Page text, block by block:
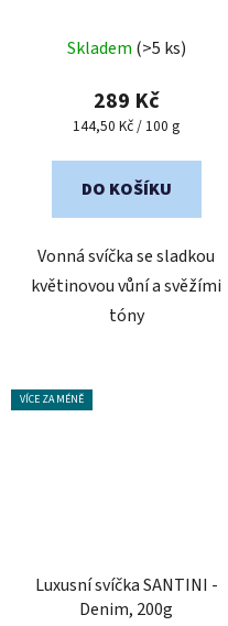
Skladem (>5 ks)
289 Kč
Měrná
144,50 Kč / 100 g
DO KOŠÍKU
Vonná svíčka se sladkou
květinovou vůní a svěžími
tóny
VÍCE ZA MÉNĚ
Luxusní svíčka SANTINI -
Denim, 200g